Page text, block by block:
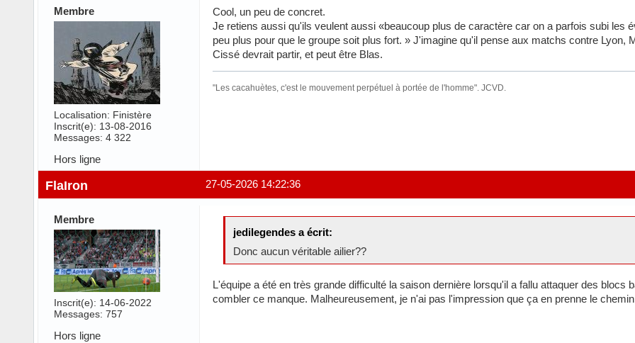
Membre
Localisation: Finistère
Inscrit(e): 13-08-2016
Messages: 4 322
Cool, un peu de concret.
Je retiens aussi qu'ils veulent aussi «beaucoup plus de caractère car on a parfois subi les
peu plus pour que le groupe soit plus fort. » J'imagine qu'il pense aux matchs contre Lyon,
Cissé devrait partir, et peut être Blas.
"Les cacahuètes, c'est le mouvement perpétuel à portée de l'homme". JCVD.
Hors ligne
27-05-2026 14:22:36
FlaIron
Membre
Inscrit(e): 14-06-2022
Messages: 757
jedilegendes a écrit:
Donc aucun véritable ailier??
L'équipe a été en très grande difficulté la saison dernière lorsqu'il a fallu attaquer des
combler ce manque. Malheureusement, je n'ai pas l'impression que ça en prenne le
Hors ligne